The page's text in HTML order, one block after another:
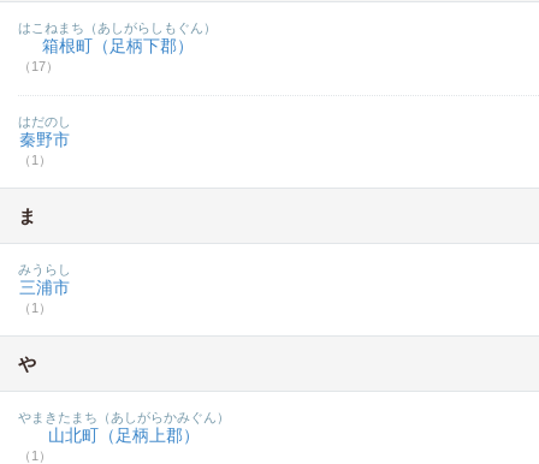
箱根町（足柄下郡）
（17）
はこねまち（あしがらしもぐん）
秦野市
（1）
はだのし
ま
三浦市
（1）
みうらし
や
山北町（足柄上郡）
（1）
やまきたまち（あしがらかみぐん）